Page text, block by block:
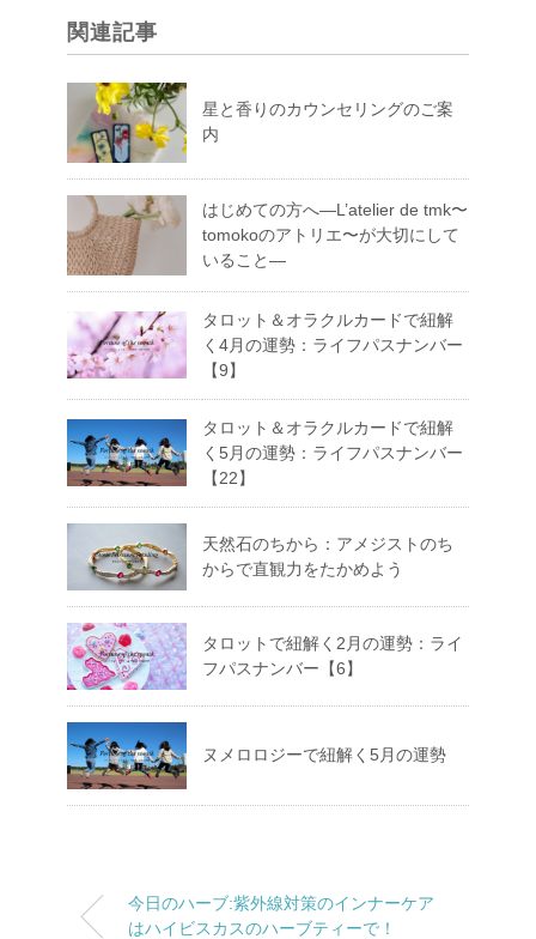
関連記事
星と香りのカウンセリングのご案
内
はじめての方へ―L’atelier de tmk〜
tomokoのアトリエ〜が大切にして
いること―
タロット＆オラクルカードで紐解
く4月の運勢：ライフパスナンバー
【9】
タロット＆オラクルカードで紐解
く5月の運勢：ライフパスナンバー
【22】
天然石のちから：アメジストのち
からで直観力をたかめよう
タロットで紐解く2月の運勢：ライ
フパスナンバー【6】
ヌメロロジーで紐解く5月の運勢
今日のハーブ:紫外線対策のインナーケア
はハイビスカスのハーブティーで！